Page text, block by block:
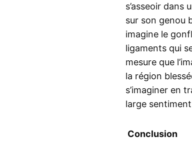
s’asseoir
sur son genou
imagine le
ligaments qui
mesure que
la région
s’imaginer en
large
Conclusion